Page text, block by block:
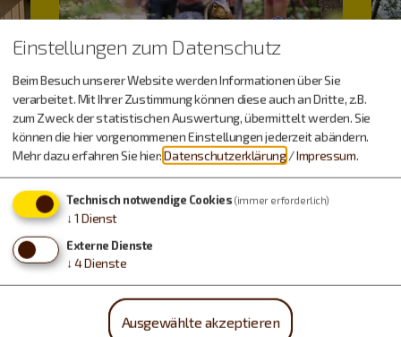
Dinos & Fossilien
Einstellungen zum Datenschutz
Beim Besuch unserer Website werden Informationen über Sie
verarbeitet. Mit Ihrer Zustimmung können diese auch an Dritte, z.B.
zum Zweck der statistischen Auswertung, übermittelt werden. Sie
können die hier vorgenommenen Einstellungen jederzeit abändern.
Mehr dazu erfahren Sie hier:Datenschutzerklärung /Impressum.
Technisch notwendige Cookies (immer erforderlich)
↓ 1 Dienst
Externe Dienste
↓ 4Dienste
Ausgewählte akzeptieren